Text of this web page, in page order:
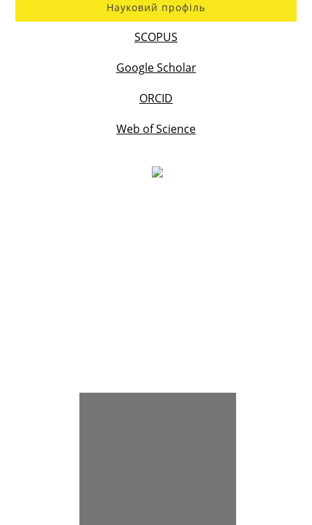
Науковий профіль
SCOPUS
Google Scholar
ORCID
Web of Science